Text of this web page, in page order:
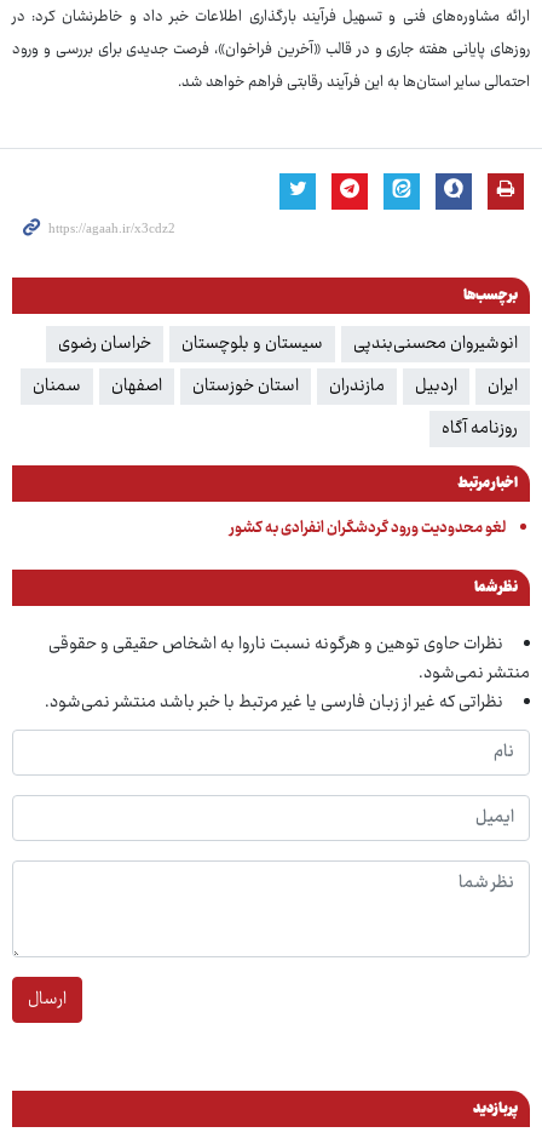
ارائه مشاوره‌های فنی و تسهیل فرآیند بارگذاری اطلاعات خبر داد و خاطرنشان کرد: در
روزهای پایانی هفته جاری و در قالب «آخرین فراخوان»، فرصت جدیدی برای بررسی و ورود
احتمالی سایر استان‌ها به این فرآیند رقابتی فراهم خواهد شد.
برچسب‌ها
انوشیروان محسنی‌بندپی سیستان و بلوچستان
خراسان رضوی
ایران
اردبیل مازندران استان خوزستان اصفهان
سمنان
روزنامه آگاه
اخبار مرتبط
لغو محدودیت ورود گردشگران انفرادی به کشور
نظر شما
نظرات حاوی توهین و هرگونه نسبت ناروا به اشخاص حقیقی و حقوقی
منتشر نمی‌شود.
نظراتی که غیر از زبان فارسی یا غیر مرتبط با خبر باشد منتشر نمی‌شود.
ارسال
پربازدید